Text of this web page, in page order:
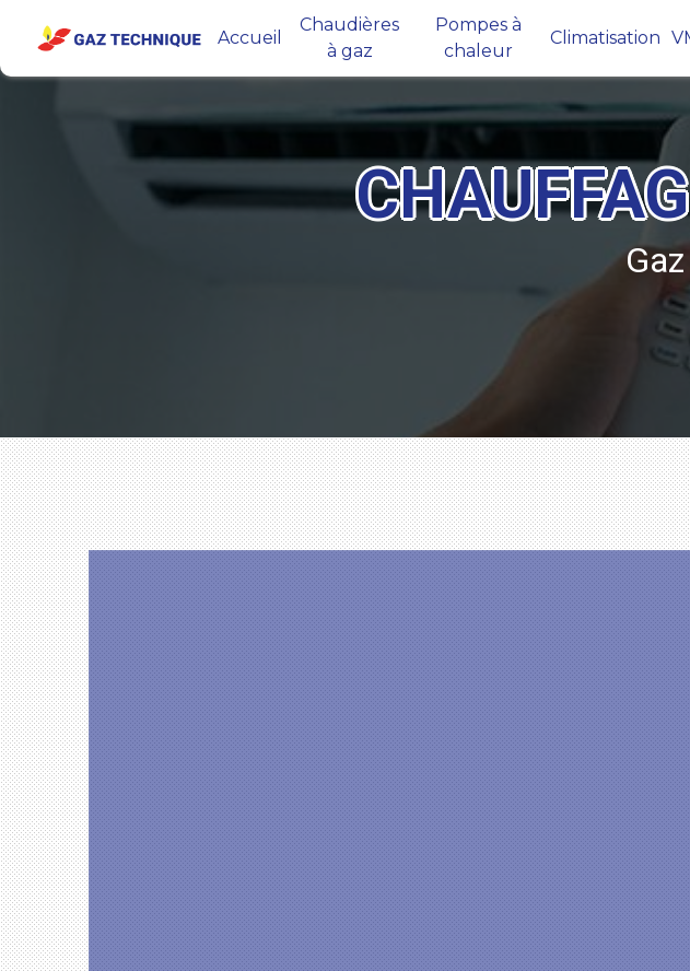
Accueil
Chaudières
à gaz
Pompes à
chaleur
Climatisation